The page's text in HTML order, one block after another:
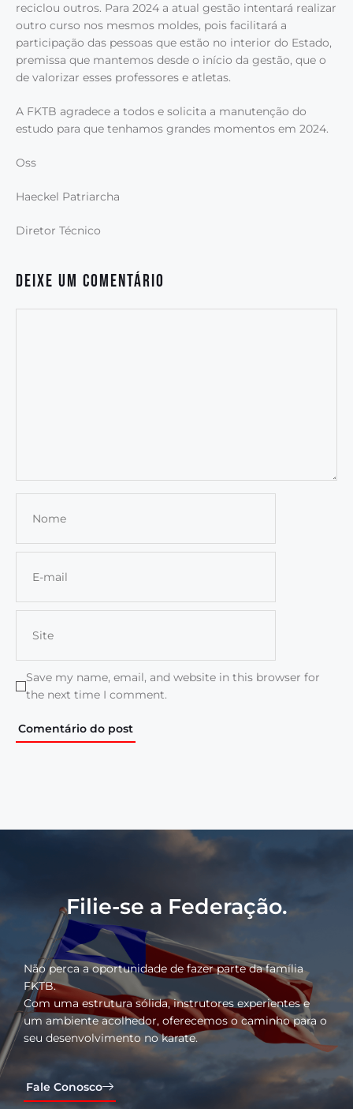
reciclou outros. Para 2024 a atual gestão intentará realizar
outro curso nos mesmos moldes, pois facilitará a
participação das pessoas que estão no interior do Estado,
premissa que mantemos desde o início da gestão, que o
de valorizar esses professores e atletas.
A FKTB agradece a todos e solicita a manutenção do
estudo para que tenhamos grandes momentos em 2024.
Oss
Haeckel Patriarcha
Diretor Técnico
Deixe um comentário
Save my name, email, and website in this browser for
the next time I comment.
Filie-se a Federação.
Não perca a oportunidade de fazer parte da família
FKTB.
Com uma estrutura sólida, instrutores experientes e
um ambiente acolhedor, oferecemos o caminho para o
seu desenvolvimento no karate.
Fale Conosco